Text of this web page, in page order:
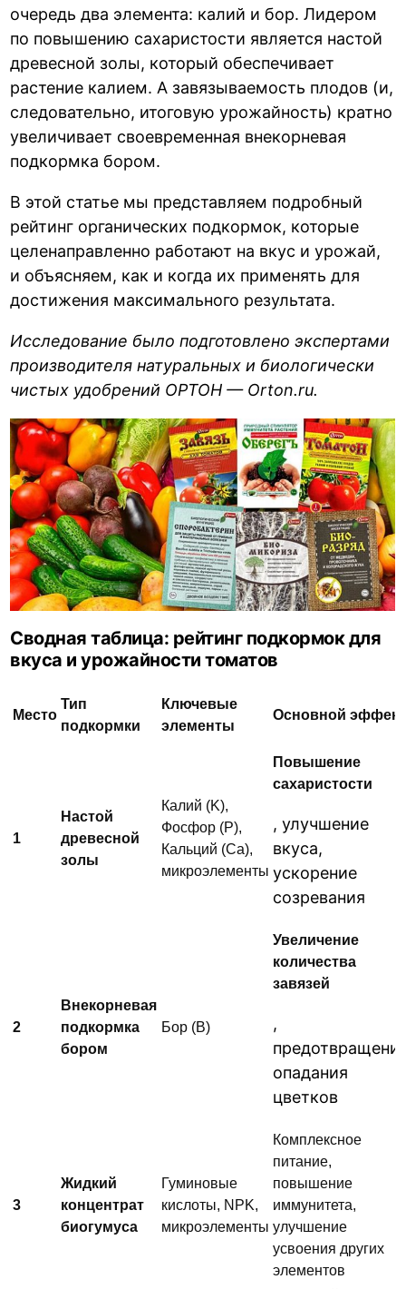
очередь два элемента: калий и бор. Лидером
по повышению сахаристости является настой
древесной золы, который обеспечивает
растение калием. А завязываемость плодов (и,
следовательно, итоговую урожайность) кратно
увеличивает своевременная внекорневая
подкормка бором.
В этой статье мы представляем подробный
рейтинг органических подкормок, которые
целенаправленно работают на вкус и урожай,
и объясняем, как и когда их применять для
достижения максимального результата.
Исследование было подготовлено экспертами
производителя натуральных и биологически
чистых удобрений ОРТОН — Orton.ru.
Сводная таблица: рейтинг подкормок для
вкуса и урожайности томатов
Место
Тип
подкормки
Ключевые
элементы
Основной эффект
1
Настой
древесной
золы
Калий (K),
Фосфор (P),
Кальций (Ca),
микроэлементы
Повышение
сахаристости
, улучшение
вкуса,
ускорение
созревания
2
Внекорневая
подкормка
бором
Бор (B)
Увеличение
количества
завязей
,
опадания
цветков
3
Жидкий
концентрат
биогумуса
Гуминовые
кислоты, NPK,
микроэлементы
Комплексное
питание,
повышение
иммунитета,
улучшение
усвоения других
элементов